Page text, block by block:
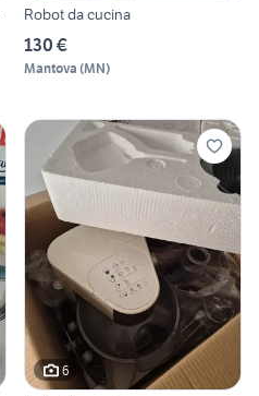
Robot da cucina
130 €
Mantova (MN)
6